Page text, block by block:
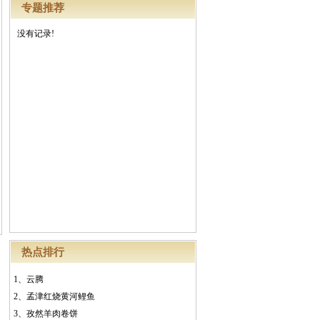
专题推荐
没有记录!
热点排行
1、 云腾
2、 孟津红烧黄河鲤鱼
3、 孜然羊肉卷饼